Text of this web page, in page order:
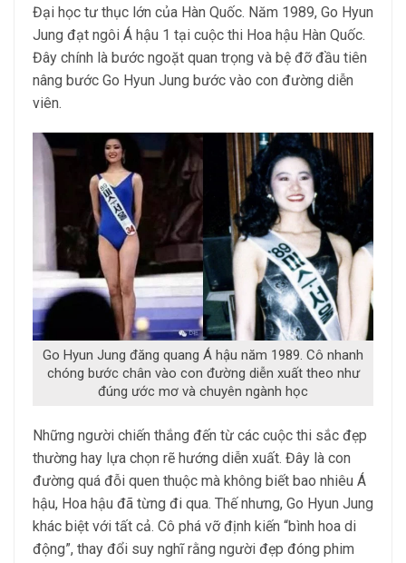
Đại học tư thục lớn của Hàn Quốc. Năm 1989, Go Hyun
Jung đạt ngôi Á hậu 1 tại cuộc thi Hoa hậu Hàn Quốc.
Đây chính là bước ngoặt quan trọng và bệ đỡ đầu tiên
nâng bước Go Hyun Jung bước vào con đường diễn
viên.
Go Hyun Jung đăng quang Á hậu năm 1989. Cô nhanh
chóng bước chân vào con đường diễn xuất theo như
đúng ước mơ và chuyên ngành học
Những người chiến thắng đến từ các cuộc thi sắc đẹp
thường hay lựa chọn rẽ hướng diễn xuất. Đây là con
đường quá đỗi quen thuộc mà không biết bao nhiêu Á
hậu, Hoa hậu đã từng đi qua. Thế nhưng, Go Hyun Jung
khác biệt với tất cả. Cô phá vỡ định kiến “bình hoa di
động”, thay đổi suy nghĩ rằng người đẹp đóng phim